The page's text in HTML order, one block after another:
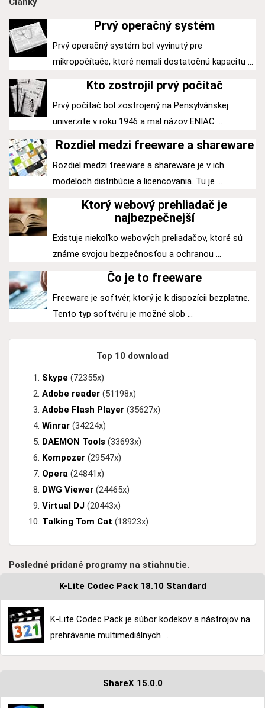
Prvý operačný systém
Prvý operačný systém bol vyvinutý pre
mikropočítače, ktoré nemali dostatočnú kapacitu ...
Kto zostrojil prvý počítač
Prvý počítač bol zostrojený na Pensylvánskej
univerzite v roku 1946 a mal názov ENIAC ...
Rozdiel medzi freeware a shareware
Rozdiel medzi freeware a shareware je v ich
modeloch distribúcie a licencovania. Tu je ...
Ktorý webový prehliadač je
najbezpečnejší
Existuje niekoľko webových preliadačov, ktoré sú
známe svojou bezpečnosťou a ochranou ...
Čo je to freeware
Freeware je softvér, ktorý je k dispozícii bezplatne.
Tento typ softvéru je možné slob ...
Top 10 download
Skype (72355x)
Adobe reader (51198x)
Adobe Flash Player (35627x)
Winrar (34224x)
DAEMON Tools (33693x)
Kompozer (29547x)
Opera (24841x)
DWG Viewer (24465x)
Virtual DJ (20443x)
Talking Tom Cat (18923x)
Posledné pridané programy na stiahnutie.
K-Lite Codec Pack 18.10 Standard
K-Lite Codec Pack je súbor kodekov a nástrojov na
prehrávanie multimediálnych ...
ShareX 15.0.0